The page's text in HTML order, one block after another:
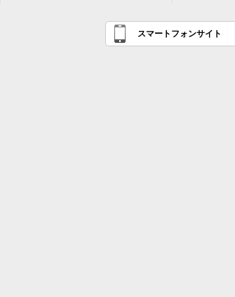
スマートフォンサイト